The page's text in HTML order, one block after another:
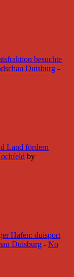
besuchte
Duisburg -
Land fördern
by
Hafen: duisport
Duisburg - No